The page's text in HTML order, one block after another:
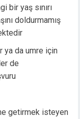
bir yaş sınırı
doldurmamış
ya da umre için
de
getirmek isteyen